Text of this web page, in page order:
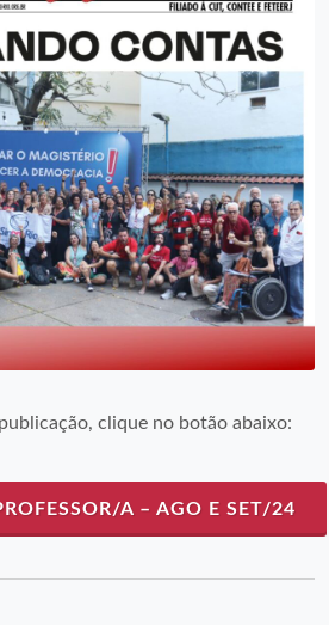
clique no botão abaixo:
A – AGO E SET/24